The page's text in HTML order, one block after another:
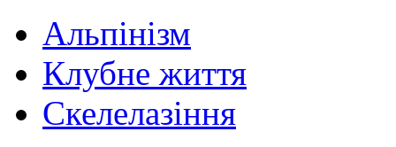
Альпінізм
Клубне життя
Скелелазіння